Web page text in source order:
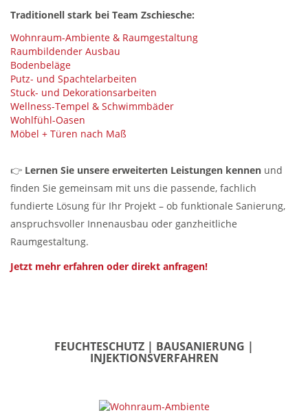
Traditionell stark bei Team Zschiesche:
Wohnraum-Ambiente & Raumgestaltung
Raumbildender Ausbau
Bodenbeläge
Putz- und Spachtelarbeiten
Stuck- und Dekorationsarbeiten
Wellness-Tempel & Schwimmbäder
Wohlfühl-Oasen
Möbel + Türen nach Maß
👉 Lernen Sie unsere erweiterten Leistungen kennen und
finden Sie gemeinsam mit uns die passende, fachlich
fundierte Lösung für Ihr Projekt – ob funktionale Sanierung,
anspruchsvoller Innenausbau oder ganzheitliche
Raumgestaltung.
Jetzt mehr erfahren oder direkt anfragen!
FEUCHTESCHUTZ | BAUSANIERUNG |
INJEKTIONSVERFAHREN